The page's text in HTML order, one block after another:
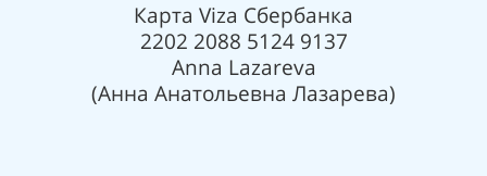
Карта Viza Сбербанка
2202 2088 5124 9137
Anna Lazareva
(Анна Анатольевна Лазарева)